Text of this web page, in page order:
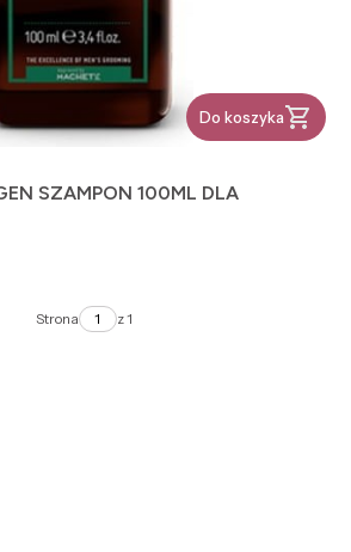
Do koszyka
SZAMPON 100ML DLA
Strona z 1